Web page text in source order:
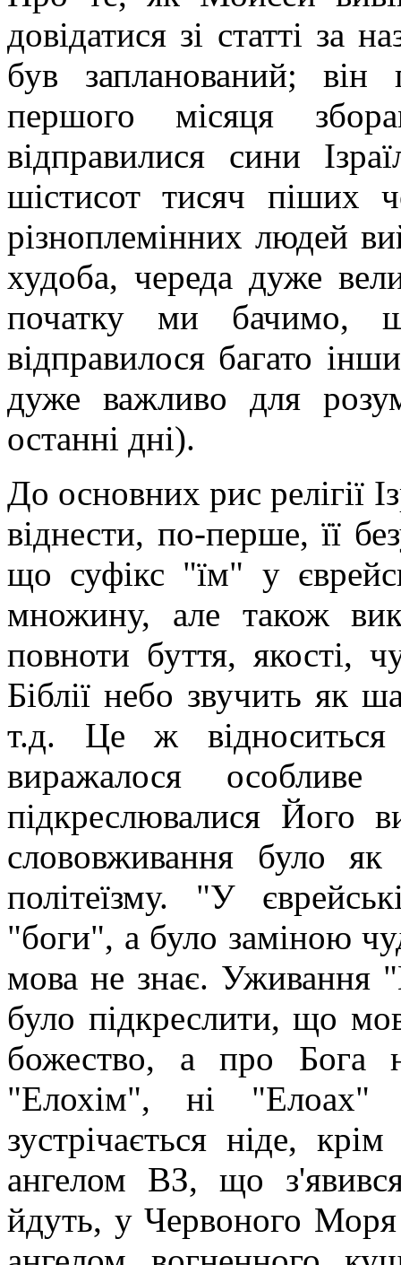
довідатися зі статті за
був запланований; він
першого місяця
відправилися сини
шістисот тисяч піших
різноплемінних людей
худоба, череда дуже
початку ми бачимо,
відправилося багато
дуже важливо для
останні дні).
До основних рис релігії
віднести, по-перше, її
що суфікс "їм" у
множину, але також
повноти буття, якості,
Біблії небо звучить як
т.д. Це ж
виражалося особливе
підкреслювалися Його
слововживання було
політеїзму. "У
"боги", а було заміною
мова не знає. Уживання
було підкреслити, що
божество, а про Бога
"Елохім", ні "Елоах"
зустрічається ніде,
ангелом ВЗ, що
йдуть, у Червоного